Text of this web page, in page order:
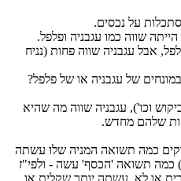
על נכסים.
שווה כמו עגבניה ופלפל.
אבל עגבניה שווה פחות (נניח
של עגבניה או של פלפל?
וכו'), עגבניה שווה מה שהיא
שלהם מחדש.
כמה תשואה המניה שלו עשתה
כמה תשואה 'הכסף' עשה - ולפי"ז
או לא, עשתה יותר שקלית או